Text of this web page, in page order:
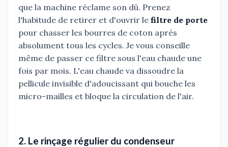
que la machine réclame son dû. Prenez
l'habitude de retirer et d'ouvrir le filtre de porte
pour chasser les bourres de coton après
absolument tous les cycles. Je vous conseille
même de passer ce filtre sous l'eau chaude une
fois par mois. L'eau chaude va dissoudre la
pellicule invisible d'adoucissant qui bouche les
micro-mailles et bloque la circulation de l'air.
2. Le rinçage régulier du condenseur